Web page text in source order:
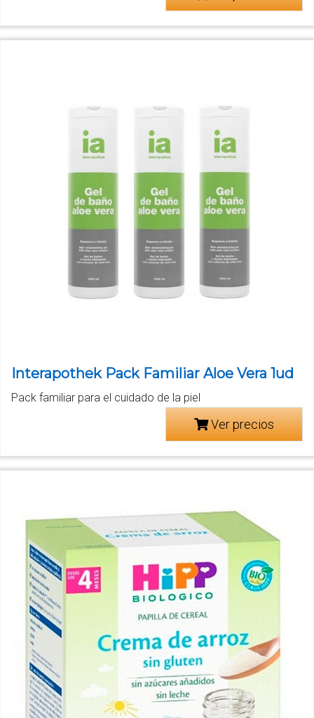
Interapothek Pack Familiar Aloe Vera 1ud
Pack familiar para el cuidado de la piel
Ver precios